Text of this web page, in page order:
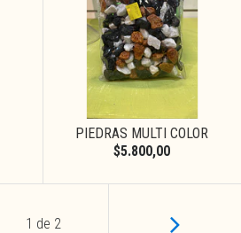
PIEDRAS MULTI COLOR
$5.800,00
1 de 2